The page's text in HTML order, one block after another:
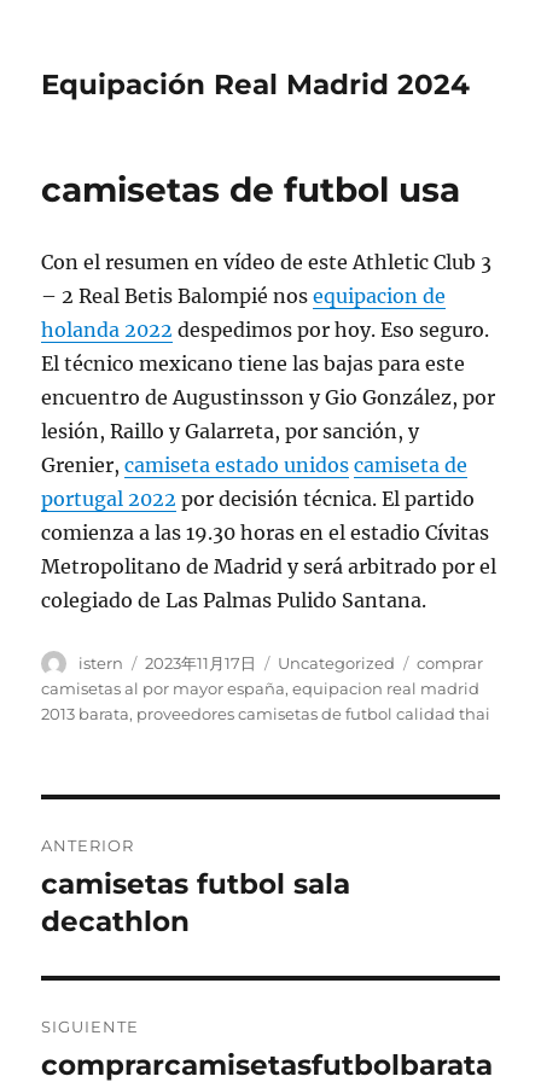
Equipación Real Madrid 2024
camisetas de futbol usa
Con el resumen en vídeo de este Athletic Club 3
– 2 Real Betis Balompié nosequipacion de
holanda 2022 despedimos por hoy. Eso seguro.
El técnico mexicano tiene las bajas para este
encuentro de Augustinsson y Gio González, por
lesión, Raillo y Galarreta, por sanción, y
Grenier,camiseta estado unidos camiseta de
portugal 2022 por decisión técnica. El partido
comienza a las 19.30 horas en el estadio Cívitas
Metropolitano de Madrid y será arbitrado por el
colegiado de Las Palmas Pulido Santana.
Autor
istern
Publicado
el
2023年11月17日 Categorías
Uncategorized Etiquetas
comprar
camisetas al por mayor españa,equipacion real madrid
2013 barata, proveedores camisetas de futbol calidad thai
de
entradas
ANTERIOR
Entrada
anterior:
camisetas futbol sala
decathlon
SIGUIENTE
Entrada
comprarcamisetasfutbolbarata